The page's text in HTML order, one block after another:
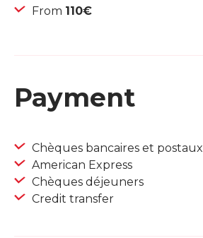
From 110€
Payment
Chèques bancaires et postaux
American Express
Chèques déjeuners
Credit transfer